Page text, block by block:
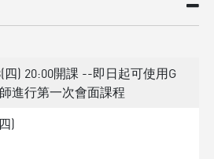
四) 20:00開課 --即日起可使用G
進行第一次會面課程
)